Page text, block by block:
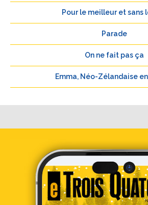
Pour le meilleur et sans
Parade
On ne fait pas ça
Emma, Néo-Zélandaise